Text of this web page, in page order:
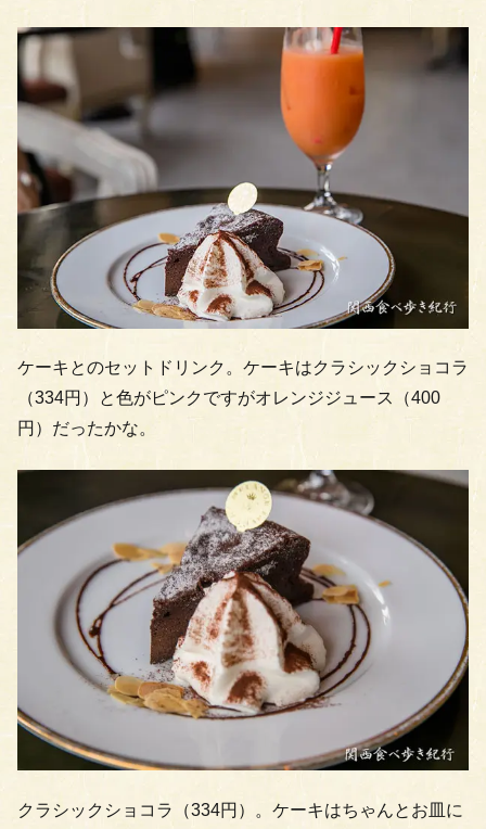
ケーキとのセットドリンク。ケーキはクラシックショコラ
（334円）と色がピンクですがオレンジジュース（400
円）だったかな。
クラシックショコラ（334円）。ケーキはちゃんとお皿に